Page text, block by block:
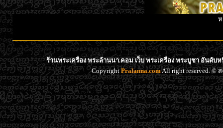
ร้านพระเครื่อง พระล้านนา.คอม เว็บ พระเครื่อง พระบูชา อันดับ
CopyrightPralanna.comAll right reserved. ©